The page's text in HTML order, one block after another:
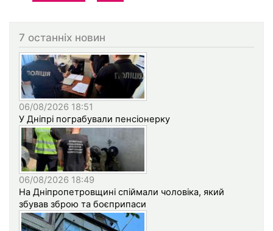
7 останніх новин
06/08/2026 18:51
У Дніпрі пограбували пенсіонерку
06/08/2026 18:49
На Дніпропетровщині спіймали чоловіка, який
збував зброю та боєприпаси